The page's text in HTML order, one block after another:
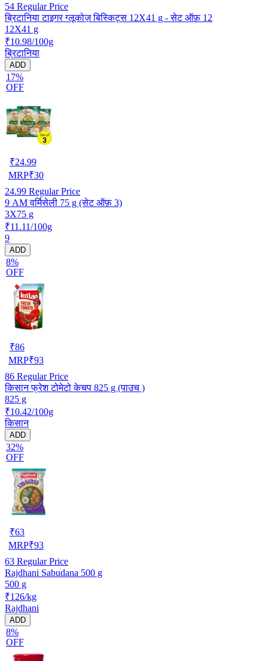
54 Regular Price
ब्रिटानिया टाइगर ग्लूकोज़ बिस्किट्स 12X41 g - सेट ऑफ़ 12
12X41 g
₹10.98/100g
ब्रिटानिया
ADD
17%
OFF
₹24.99
MRP₹30
24.99 Regular Price
9 AM वर्मिसेली 75 g (सेट ऑफ़ 3)
3X75 g
₹11.11/100g
9
ADD
8%
OFF
₹86
MRP₹93
86 Regular Price
किसान फ्रेश टोमेटो केचप 825 g (पाउच )
825 g
₹10.42/100g
किसान
ADD
32%
OFF
₹63
MRP₹93
63 Regular Price
Rajdhani Sabudana 500 g
500 g
₹126/kg
Rajdhani
ADD
8%
OFF